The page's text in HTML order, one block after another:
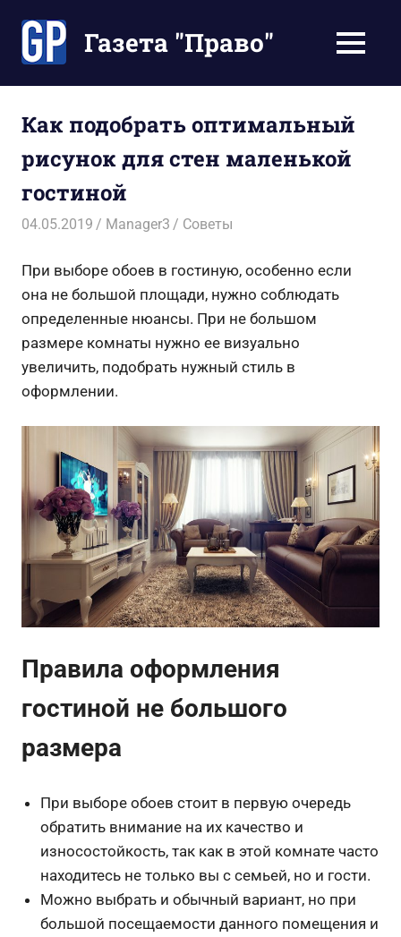
содержимомуГазета "Право"
экономят
Ваше
время
МЕНЮ
Как подобрать оптимальный
рисунок для стен маленькой
гостиной
04.05.2019 Manager3 Советы
При выборе обоев в гостиную, особенно если
она не большой площади, нужно соблюдать
определенные нюансы. При не большом
размере комнаты нужно ее визуально
увеличить, подобрать нужный стиль в
оформлении.
Правила оформления
гостиной не большого
размера
При выборе обоев стоит в первую очередь
обратить внимание на их качество и
износостойкость, так как в этой комнате часто
находитесь не только вы с семьей, но и гости.
Можно выбрать и обычный вариант, но при
большой посещаемости данного помещения и